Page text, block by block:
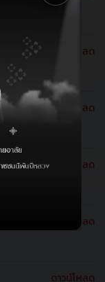
าที่เรือ
ดาวน์โหลด
าเรือ) ดาวน์โหลด
ดาวน์โหลด
ดาวน์โหลด
ดาวน์โหลด